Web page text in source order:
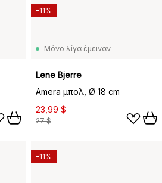
Μόνο λίγα έμειναν
Lene Bjerre
Amera μπολ, Ø 18 cm
23,99 $
27 $
-11%
-11%